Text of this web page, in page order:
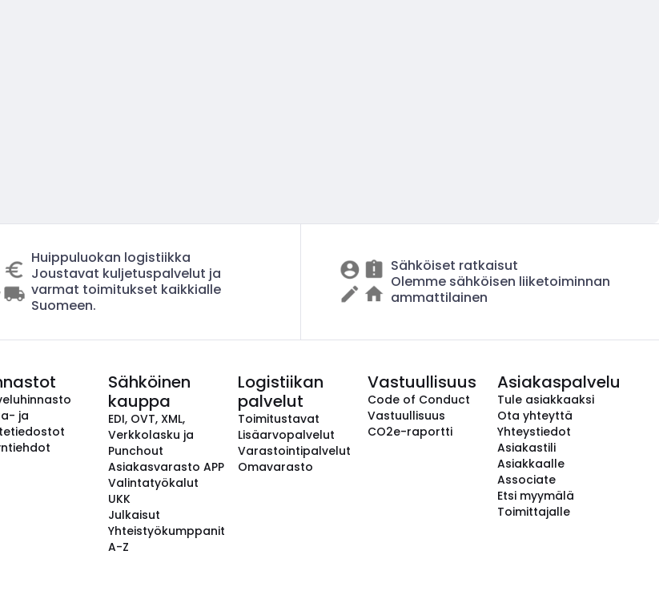
Huippuluokan logistiikka
Joustavat kuljetuspalvelut ja
varmat toimitukset kaikkialle
Suomeen.
Sähköiset ratkaisut
Olemme sähköisen liiketoiminnan
ammattilainen
ja
Sähköinen
kauppa
EDI, OVT, XML,
Verkkolasku ja
Punchout
Asiakasvarasto APP
Valintatyökalut
UKK
Julkaisut
Yhteistyökumppanit
A-Z
Logistiikan
palvelut
Toimitustavat
Lisäarvopalvelut
Varastointipalvelut
Omavarasto
Vastuullisuus
Code of Conduct
Vastuullisuus
CO2e-raportti
Asiakaspalvelu
Tule asiakkaaksi
Ota yhteyttä
Yhteystiedot
Asiakastili
Asiakkaalle
Associate
Etsi myymälä
Toimittajalle